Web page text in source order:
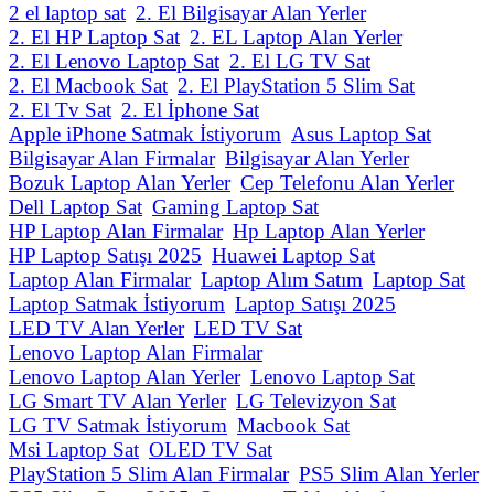
2 el laptop sat 2. El Bilgisayar Alan Yerler
2. El HP Laptop Sat 2. EL Laptop Alan Yerler
2. El Lenovo Laptop Sat 2. El LG TV Sat
2. El Macbook Sat 2. El PlayStation 5 Slim Sat
2. El Tv Sat 2. El İphone Sat
Apple iPhone Satmak İstiyorum Asus Laptop Sat
Bilgisayar Alan Firmalar Bilgisayar Alan Yerler
Bozuk Laptop Alan Yerler Cep Telefonu Alan Yerler
Dell Laptop Sat Gaming Laptop Sat
HP Laptop Alan Firmalar Hp Laptop Alan Yerler
HP Laptop Satışı 2025 Huawei Laptop Sat
Laptop Alan Firmalar Laptop Alım Satım Laptop Sat
Laptop Satmak İstiyorum Laptop Satışı 2025
LED TV Alan Yerler LED TV Sat
Lenovo Laptop Alan Firmalar
Lenovo Laptop Alan Yerler Lenovo Laptop Sat
LG Smart TV Alan Yerler LG Televizyon Sat
LG TV Satmak İstiyorum Macbook Sat
Msi Laptop Sat OLED TV Sat
PlayStation 5 Slim Alan Firmalar PS5 Slim Alan Yerler